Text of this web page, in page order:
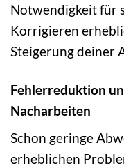
Notwendigkeit für
Korrigieren
Steigerung deiner
Fehlerreduktion
Nacharbeiten
Schon geringe
erheblichen